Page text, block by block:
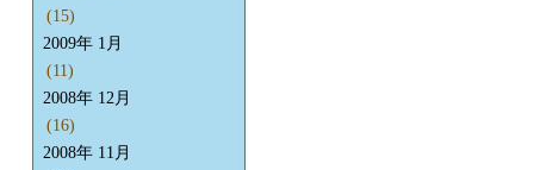
(15)
2009年 1月
(11)
2008年 12月
(16)
2008年 11月